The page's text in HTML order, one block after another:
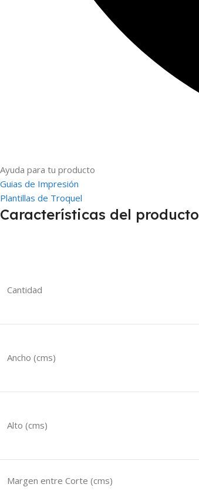
Ayuda para tu producto
Guias de Impresión
Plantillas de Troquel
Características del producto
Cantidad
Ancho (cms)
Alto (cms)
Margen entre Corte (cms)